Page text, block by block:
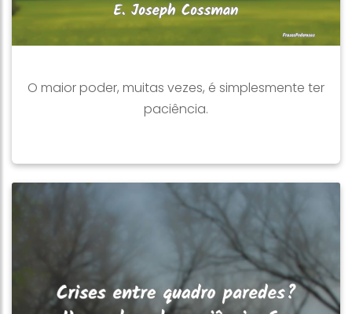
O maior poder, muitas vezes, é simplesmente ter
paciência.